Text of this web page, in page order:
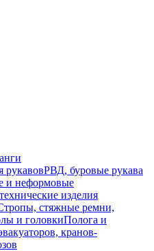
рукавовРВД, буровые рукава
и неформовые
изделия
стяжные ремни,
и головкиПолога и
кранов-